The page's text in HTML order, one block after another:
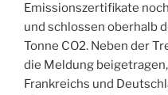
Emissionszertifikate
und schlossen oberhalb
Tonne CO2. Neben der
die Meldung
Frankreichs und